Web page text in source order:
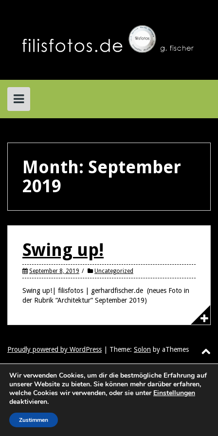
Month: September
2019
Swing up!
September 8, 2019 Uncategorized
Swing up!| filisfotos | gerhardfischer.de (neues Foto in
der Rubrik “Architektur“ September 2019)
Proudly powered by WordPress | Theme: Solon by aThemes
Wir verwenden Cookies, um dir die bestmögliche Erfahrung auf
unserer Website zu bieten. Sie können mehr darüber erfahren,
welche Cookies wir verwenden, oder sie unter Einstellungen
deaktivieren.
Zustimmen